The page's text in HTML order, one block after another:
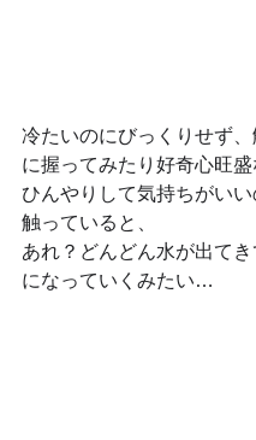
冷たいのにびっくりせず
に握ってみたり好奇心旺盛
ひんやりして気持ちがいい
触っていると、
あれ？どんどん水が出て
になっていくみたい…